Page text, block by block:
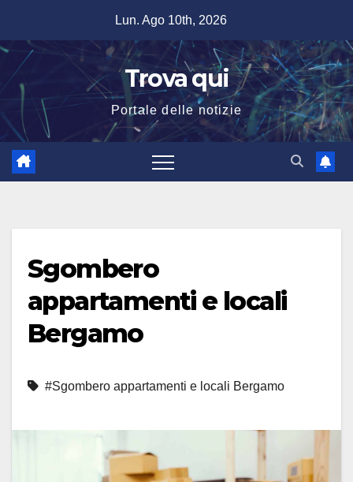
contenuto
Lun. Ago 10th, 2026
Trova qui
Portale delle notizie
Sgombero
appartamenti e locali
Bergamo
#Sgombero appartamenti e locali Bergamo